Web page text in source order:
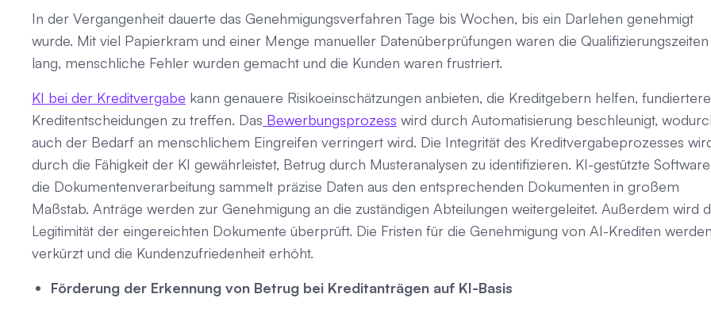
In der Vergangenheit dauerte das Genehmigungsverfahren Tage bis Wochen, bis ein Darlehen genehmigt
wurde. Mit viel Papierkram und einer Menge manueller Datenüberprüfungen waren die Qualifizierungszeiten
lang, menschliche Fehler wurden gemacht und die Kunden waren frustriert.
KI bei der Kreditvergabe kann genauere Risikoeinschätzungen anbieten, die Kreditgebern helfen, fundiertere
Kreditentscheidungen zu treffen. Das Bewerbungsprozess wird durch Automatisierung beschleunigt,
auch der Bedarf an menschlichem Eingreifen verringert wird. Die Integrität des Kreditvergabeprozesses
durch die Fähigkeit der KI gewährleistet, Betrug durch Musteranalysen zu identifizieren. KI-gestützte
die Dokumentenverarbeitung sammelt präzise Daten aus den entsprechenden Dokumenten in großem
Maßstab. Anträge werden zur Genehmigung an die zuständigen Abteilungen weitergeleitet. Außerdem wird
Legitimität der eingereichten Dokumente überprüft. Die Fristen für die Genehmigung von AI-Krediten werden
verkürzt und die Kundenzufriedenheit erhöht.
Förderung der Erkennung von Betrug bei Kreditanträgen auf KI-Basis